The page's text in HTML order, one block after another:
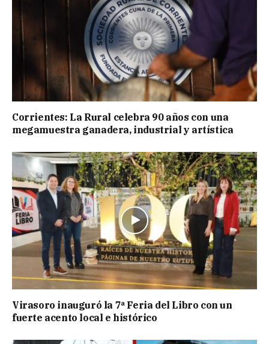
Corrientes: La Rural celebra 90 años con una
megamuestra ganadera, industrial y artística
Virasoro inauguró la 7ª Feria del Libro con un
fuerte acento local e histórico